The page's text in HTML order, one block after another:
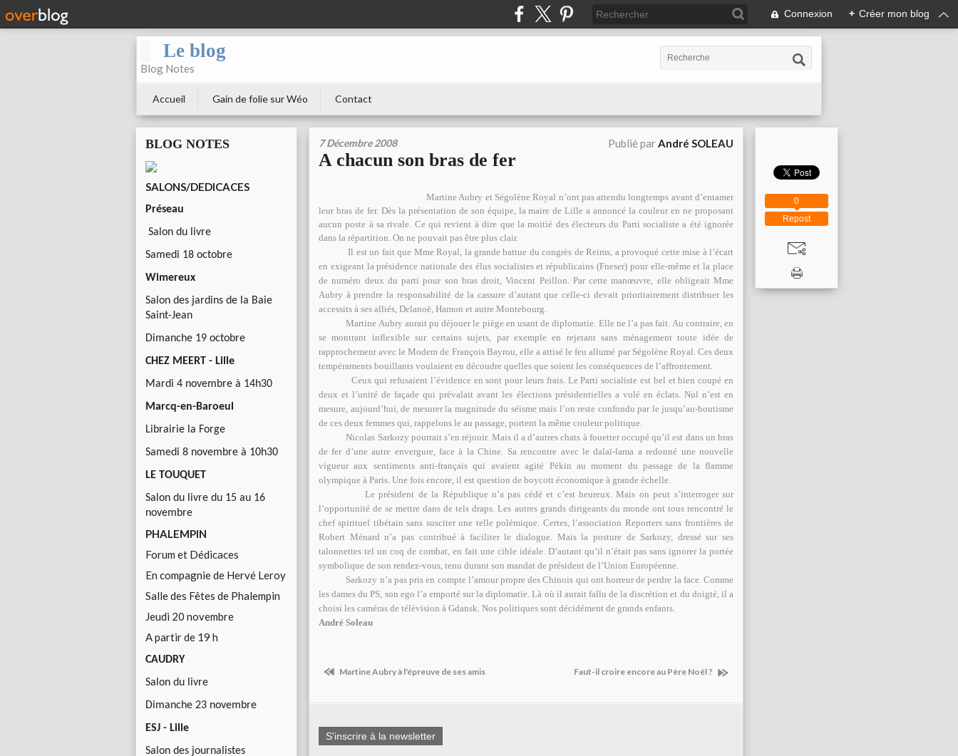
Connexion + Créer mon blog
Le blog
Blog Notes
Accueil Gain de folie sur Wéo Contact
BLOG NOTES
SALONS/DEDICACES
Préseau
Salon du livre
Samedi 18 octobre
Wimereux
Salon des jardins de la Baie
Saint-Jean
Dimanche 19 octobre
CHEZ MEERT - Lille
Mardi 4 novembre à 14h30
Marcq-en-Baroeul
Librairie la Forge
Samedi 8 novembre à 10h30
LE TOUQUET
Salon du livre du 15 au 16
novembre
PHALEMPIN
Forum et Dédicaces
En compagnie de Hervé Leroy
Salle des Fêtes de Phalempin
Jeudi 20 novembre
A partir de 19 h
CAUDRY
Salon du livre
Dimanche 23 novembre
ESJ - Lille
Salon des journalistes
7 Décembre 2008 Publié parAndré SOLEAU
A chacun son bras de fer
Martine Aubry et Ségolène Royal n’ont pas attendu longtemps avant d’entamer
leur bras de fer. Dès la présentation de son équipe, la maire de Lille a annoncé la couleur en ne proposant
aucun poste à sa rivale. Ce qui revient à dire que la moitié des électeurs du Parti socialiste a été ignorée
dans la répartition. On ne pouvait pas être plus clair.
Il est un fait que Mme Royal, la grande battue du congrès de Reims, a provoqué cette mise à l’écart
en exigeant la présidence nationale des élus socialistes et républicains (Fneser) pour elle-même et la place
de numéro deux du parti pour son bras droit, Vincent Peillon. Par cette manœuvre, elle obligeait Mme
Aubry à prendre la responsabilité de la cassure d’autant que celle-ci devait prioritairement distribuer les
accessits à ses alliés, Delanoë, Hamon et autre Montebourg.
Martine Aubry aurait pu déjouer le piège en usant de diplomatie. Elle ne l’a pas fait. Au contraire, en
se montrant inflexible sur certains sujets, par exemple en rejetant sans ménagement toute idée de
rapprochement avec le Modem de François Bayrou, elle a attisé le feu allumé par Ségolène Royal. Ces deux
tempéraments bouillants voulaient en découdre quelles que soient les conséquences de l’affrontement.
Ceux qui refusaient l’évidence en sont pour leurs frais. Le Parti socialiste est bel et bien coupé en
deux et l’unité de façade qui prévalait avant les élections présidentielles a volé en éclats. Nul n’est en
mesure, aujourd’hui, de mesurer la magnitude du séisme mais l’on reste confondu par le jusqu’au-boutisme
de ces deux femmes qui, rappelons le au passage, portent la même couleur politique.
Nicolas Sarkozy pourrait s’en réjouir. Mais il a d’autres chats à fouetter occupé qu’il est dans un bras
de fer d’une autre envergure, face à la Chine. Sa rencontre avec le dalaï-lama a redonné une nouvelle
vigueur aux sentiments anti-français qui avaient agité Pékin au moment du passage de la flamme
olympique à Paris. Une fois encore, il est question de boycott économique à grande échelle.
Le président de la République n’a pas cédé et c’est heureux. Mais on peut s’interroger sur
l’opportunité de se mettre dans de tels draps. Les autres grands dirigeants du monde ont tous rencontré le
chef spirituel tibétain sans susciter une telle polémique. Certes, l’association Reporters sans frontières de
Robert Ménard n’a pas contribué à faciliter le dialogue. Mais la posture de Sarkozy, dressé sur ses
talonnettes tel un coq de combat, en fait une cible idéale. D’autant qu’il n’était pas sans ignorer la portée
symbolique de son rendez-vous, tenu durant son mandat de président de l’Union Européenne.
Sarkozy n’a pas pris en compte l’amour propre des Chinois qui ont horreur de perdre la face. Comme
les dames du PS, son ego l’a emporté sur la diplomatie. Là où il aurait fallu de la discrétion et du doigté, il a
choisi les caméras de télévision à Gdansk. Nos politiques sont décidément de grands enfants.
André Soleau
Martine Aubry à l'épreuve de ses amis Faut-il croire encore au Père Noël ?
S'inscrire à la newsletter
Repost
0